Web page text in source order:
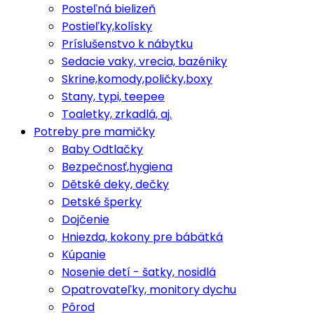
Posteľná bielizeň
Postieľky,kolísky
Príslušenstvo k nábytku
Sedacie vaky, vrecia, bazéniky
Skrine,komody,poličky,boxy
Stany, typi, teepee
Toaletky, zrkadlá, aj.
Potreby pre mamičky
Baby Odtlačky
Bezpečnosť,hygiena
Dětské deky, dečky
Detské šperky
Dojčenie
Hniezda, kokony pre bábätká
Kúpanie
Nosenie detí - šatky, nosidlá
Opatrovateľky, monitory dychu
Pôrod